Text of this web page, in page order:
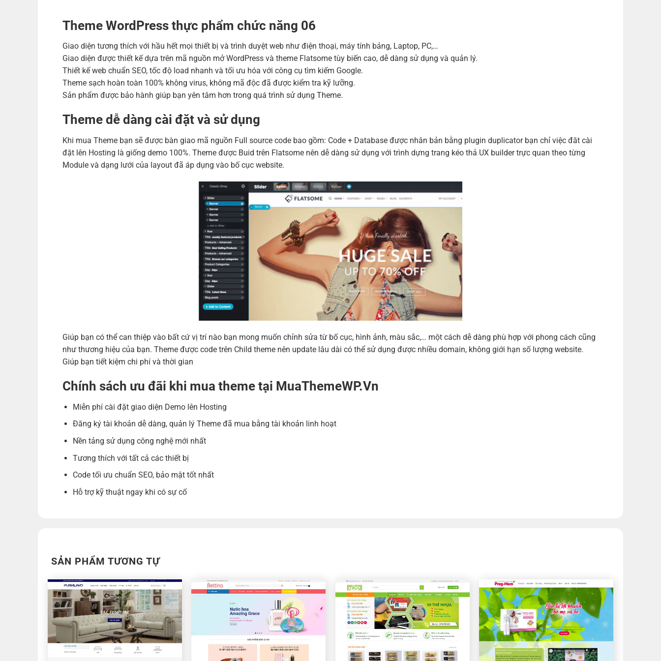
Theme WordPress thực phẩm chức năng 06
Giao diện tương thích với hầu hết mọi thiết bị và trình duyệt web như điện thoại, máy tính bảng, Laptop, PC,…
Giao diện được thiết kế dựa trên mã nguồn mở WordPress và theme Flatsome tùy biến cao, dễ dàng sử dụng và quản lý.
Thiết kế web chuẩn SEO, tốc độ load nhanh và tối ưu hóa với công cụ tìm kiếm Google.
Theme sạch hoàn toàn 100% không virus, không mã độc đã được kiểm tra kỹ lưỡng.
Sản phẩm được bảo hành giúp bạn yên tâm hơn trong quá trình sử dụng Theme.
Theme dễ dàng cài đặt và sử dụng
Khi mua Theme bạn sẽ được bàn giao mã nguồn Full source code bao gồm: Code + Database được nhân bản bằng plugin duplicator bạn chỉ việc đăt cài
đặt lên Hosting là giống demo 100%. Theme được Buid trên Flatsome nên dễ dàng sử dụng với trình dựng trang kéo thả UX builder trực quan theo từng
Module và dạng lưới của layout đã áp dụng vào bố cục website.
Giúp bạn có thể can thiệp vào bất cứ vị trí nào bạn mong muốn chỉnh sửa từ bố cục, hình ảnh, màu sắc,… một cách dễ dàng phù hợp với phong cách cũng
như thương hiệu của bạn. Theme được code trên Child theme nên update lâu dài có thể sử dụng được nhiều domain, không giới hạn số lượng website.
Giúp bạn tiết kiệm chi phí và thời gian
Chính sách ưu đãi khi mua theme tại MuaThemeWP.Vn
Miễn phí cài đặt giao diện Demo lên Hosting
Đăng ký tài khoản dễ dàng, quản lý Theme đã mua bằng tài khoản linh hoạt
Nền tảng sử dụng công nghệ mới nhất
Tương thích với tất cả các thiết bị
Code tối ưu chuẩn SEO, bảo mật tốt nhất
Hỗ trợ kỹ thuật ngay khi có sự cố
SẢN PHẨM TƯƠNG TỰ